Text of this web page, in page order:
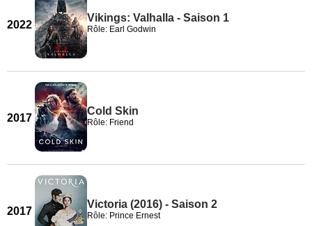
2022
Vikings: Valhalla - Saison 1
Rôle: Earl Godwin
2017
Cold Skin
Rôle: Friend
2017
Victoria (2016) - Saison 2
Rôle: Prince Ernest